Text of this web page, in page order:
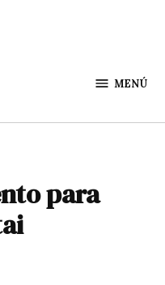
MENÚ
para